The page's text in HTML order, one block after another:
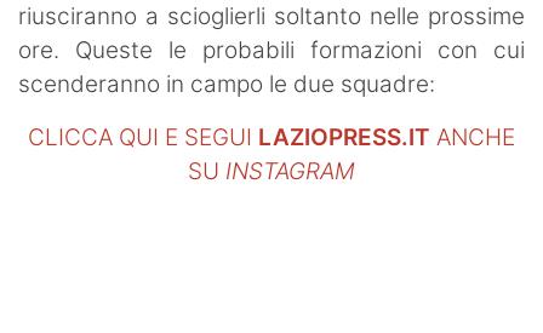
riusciranno a scioglierli soltanto nelle prossime
ore. Queste le probabili formazioni con cui
scenderanno in campo le due squadre:
CLICCA QUI E SEGUI LAZIOPRESS.IT ANCHE
SU INSTAGRAM